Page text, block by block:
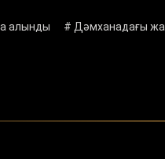
алынды # Дәмханадағы